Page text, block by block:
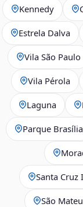
Kennedy
Estrela Dalva
Vila São Paulo
Vila Pérola
Laguna
Parque Brasília
Santa Cruz
São